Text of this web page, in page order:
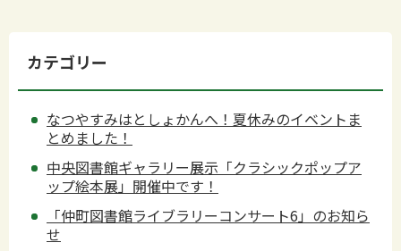
カテゴリー
なつやすみはとしょかんへ！夏休みのイベントま
とめました！
中央図書館ギャラリー展示「クラシックポップア
ップ絵本展」開催中です！
「仲町図書館ライブラリーコンサート6」のお知ら
せ